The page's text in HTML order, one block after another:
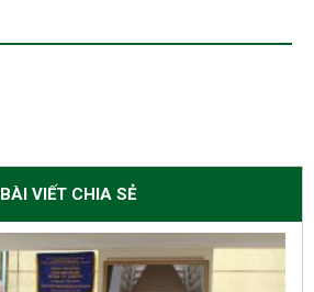
BÀI VIẾT CHIA SẺ